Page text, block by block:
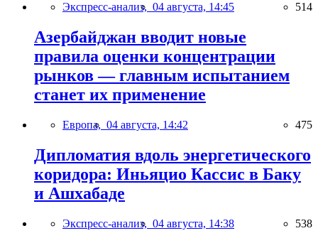
Экспресс-анализ, 04 августа, 14:45 514
Азербайджан вводит новые
правила оценки концентрации
рынков — главным испытанием
станет их применение
Европа, 04 августа, 14:42 475
Дипломатия вдоль энергетического
коридора: Иньяцио Кассис в Баку
и Ашхабаде
Экспресс-анализ, 04 августа, 14:38 538